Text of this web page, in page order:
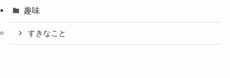
趣味
すきなこと